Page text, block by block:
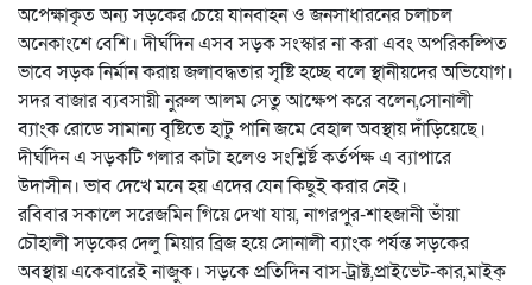
অপেক্ষাকৃত অন্য সড়কের চেয়ে যানবাহন ও জনসাধারনের চলাচল
অনেকাংশে বেশি। দীর্ঘদিন এসব সড়ক সংস্কার না করা এবং অপরিকল্পিত
ভাবে সড়ক নির্মান করায় জলাবদ্ধতার সৃষ্টি হচ্ছে বলে স্থানীয়দের অভিযোগ।
সদর বাজার ব্যবসায়ী নুরুল আলম সেতু আক্ষেপ করে বলেন,সোনালী
ব্যাংক রোডে সামান্য বৃষ্টিতে হাটু পানি জমে বেহাল অবস্থায় দঁাড়িয়েছে।
দীর্ঘদিন এ সড়কটি গলার কাটা হলেও সংশ্লির্ষ্ট কর্তর্পক্ষ এ ব্যাপারে
উদাসীন। ভাব দেখে মনে হয় এদের যেন কিছুই করার নেই।
রবিবার সকালে সরেজমিন গিয়ে দেখা যায়, নাগরপুর-শাহজানী ভাঁয়া
চৌহালী সড়কের দেলু মিয়ার ব্রিজ হয়ে সোনালী ব্যাংক পর্যন্ত সড়কের
অবস্থায় একেবারেই নাজুক। সড়কে প্রতিদিন বাস-ট্রাক্ট,প্রাইভেট-কার,মাইক্